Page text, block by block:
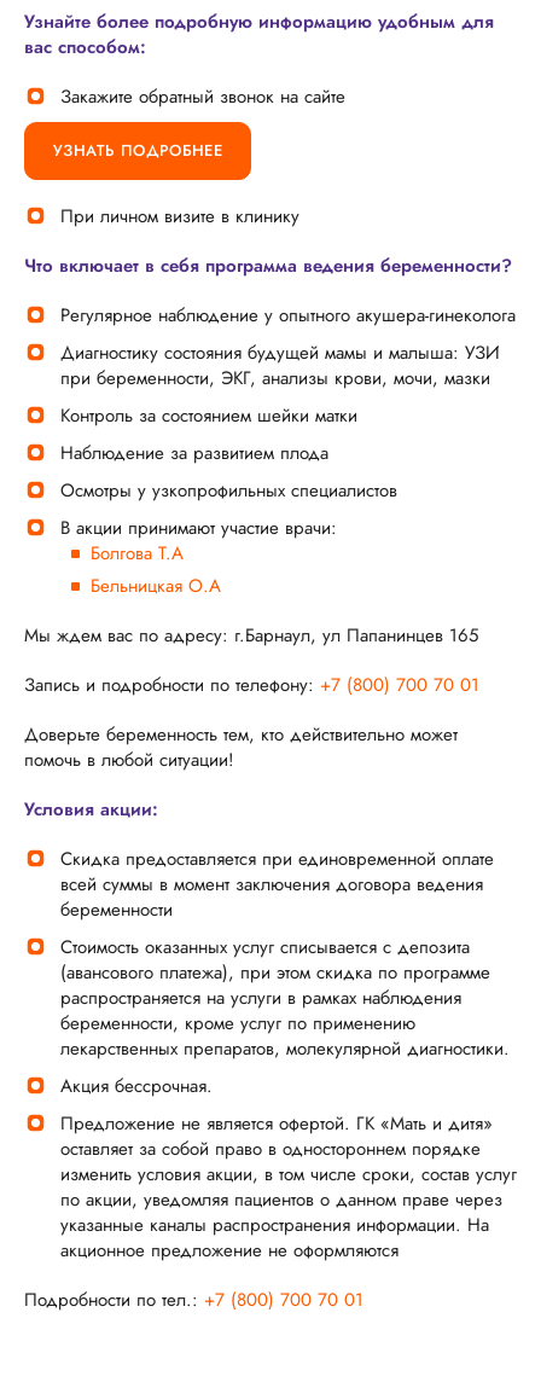
Узнайте более подробную информацию удобным для
вас способом:
Закажите обратный звонок на сайте
УЗНАТЬ ПОДРОБНЕЕ
При личном визите в клинику
Что включает в себя программа ведения беременности?
Регулярное наблюдение у опытного акушера-гинеколога
Диагностику состояния будущей мамы и малыша: УЗИ
при беременности, ЭКГ, анализы крови, мочи, мазки
Контроль за состоянием шейки матки
Наблюдение за развитием плода
Осмотры у узкопрофильных специалистов
В акции принимают участие врачи:
Болгова Т.А
Бельницкая О.А
Мы ждем вас по адресу: г.Барнаул, ул Папанинцев 165
Запись и подробности по телефону: +7 (800) 700 70 01
Доверьте беременность тем, кто действительно может
помочь в любой ситуации!
Условия акции:
Скидка предоставляется при единовременной оплате
всей суммы в момент заключения договора ведения
беременности
Стоимость оказанных услуг списывается с депозита
(авансового платежа), при этом скидка по программе
распространяется на услуги в рамках наблюдения
беременности, кроме услуг по применению
лекарственных препаратов, молекулярной диагностики.
Акция бессрочная.
Предложение не является офертой. ГК «Мать и дитя»
оставляет за собой право в одностороннем порядке
изменить условия акции, в том числе сроки, состав услуг
по акции, уведомляя пациентов о данном праве через
указанные каналы распространения информации. На
акционное предложение не оформляются
Подробности по тел.: +7 (800) 700 70 01